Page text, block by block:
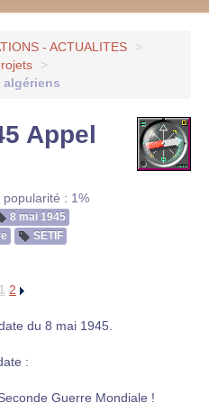
- ACTUALITES
>
>
algériens
Appel
popularité : 1%
8 mai 1945
SETIF
1 2
du 8 mai 1945.
:
Guerre Mondiale !